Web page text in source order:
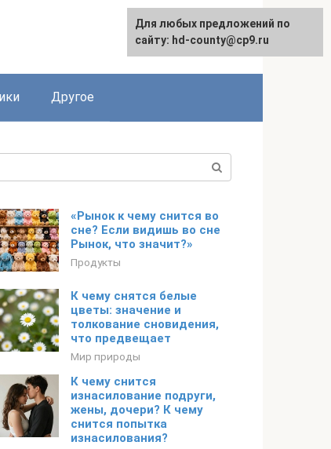
Другое
«Рынок к чему снится во
сне? Если видишь во сне
Рынок, что значит?»
Продукты
К чему снятся белые
цветы: значение и
толкование сновидения,
что предвещает
Мир природы
К чему снится
изнасилование подруги,
жены, дочери? К чему
снится попытка
изнасилования?
Для любых предложений по
сайту: hd-county@cp9.ru